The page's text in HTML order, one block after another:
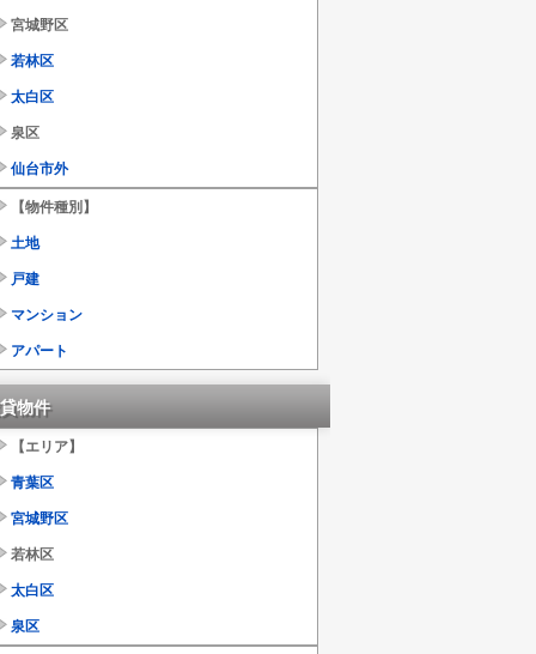
宮城野区
若林区
太白区
泉区
仙台市外
【物件種別】
土地
戸建
マンション
アパート
物件
【エリア】
青葉区
宮城野区
若林区
太白区
泉区